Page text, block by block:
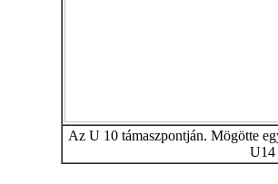
Az U 10 támaszpontján. Mögötte
U14